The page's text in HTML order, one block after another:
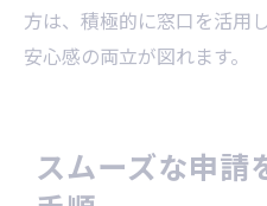
方は、積極的に窓口を活用
安心感の両立が図れます。
スムーズな申請